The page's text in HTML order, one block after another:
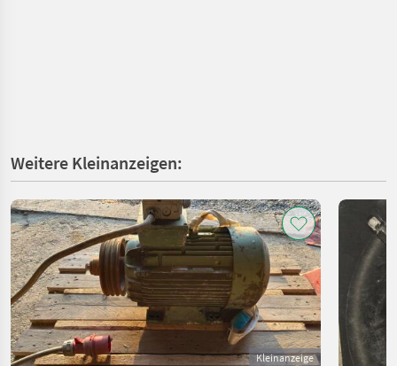
Weitere Kleinanzeigen:
Kleinanzeige